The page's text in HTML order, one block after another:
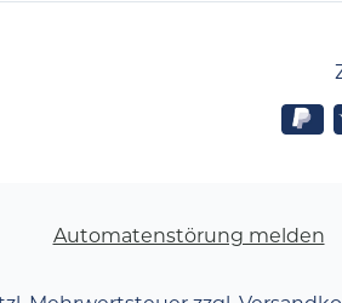
Automatenstörung melden